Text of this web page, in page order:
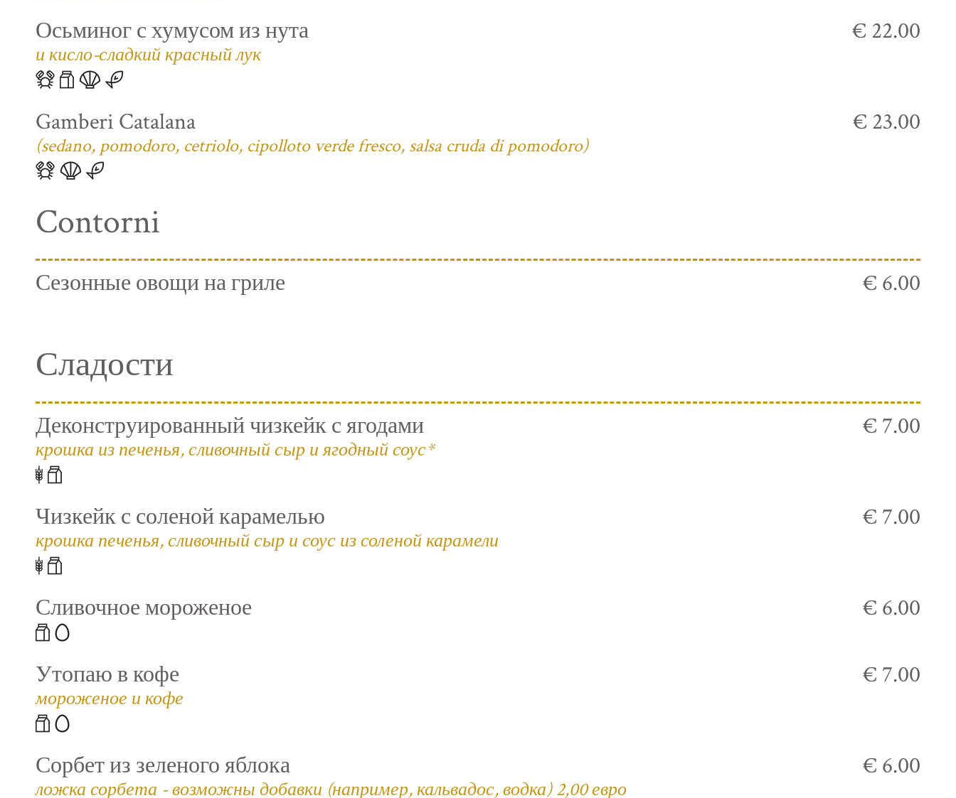
Осьминог с хумусом из нута
и кисло-сладкий красный лук
€ 22.00
Gamberi Catalana
(sedano, pomodoro, cetriolo, cipolloto verde fresco, salsa cruda di pomodoro)
€ 23.00
Contorni
Сезонные овощи на гриле € 6.00
Сладости
Деконструированный чизкейк с ягодами
крошка из печенья, сливочный сыр и ягодный соус*
€ 7.00
Чизкейк с соленой карамелью
крошка печенья, сливочный сыр и соус из соленой карамели
€ 7.00
Сливочное мороженое € 6.00
Утопаю в кофе
мороженое и кофе
€ 7.00
Сорбет из зеленого яблока
ложка сорбета - возможны добавки (например, кальвадос, водка) 2,00 евро
€ 6.00